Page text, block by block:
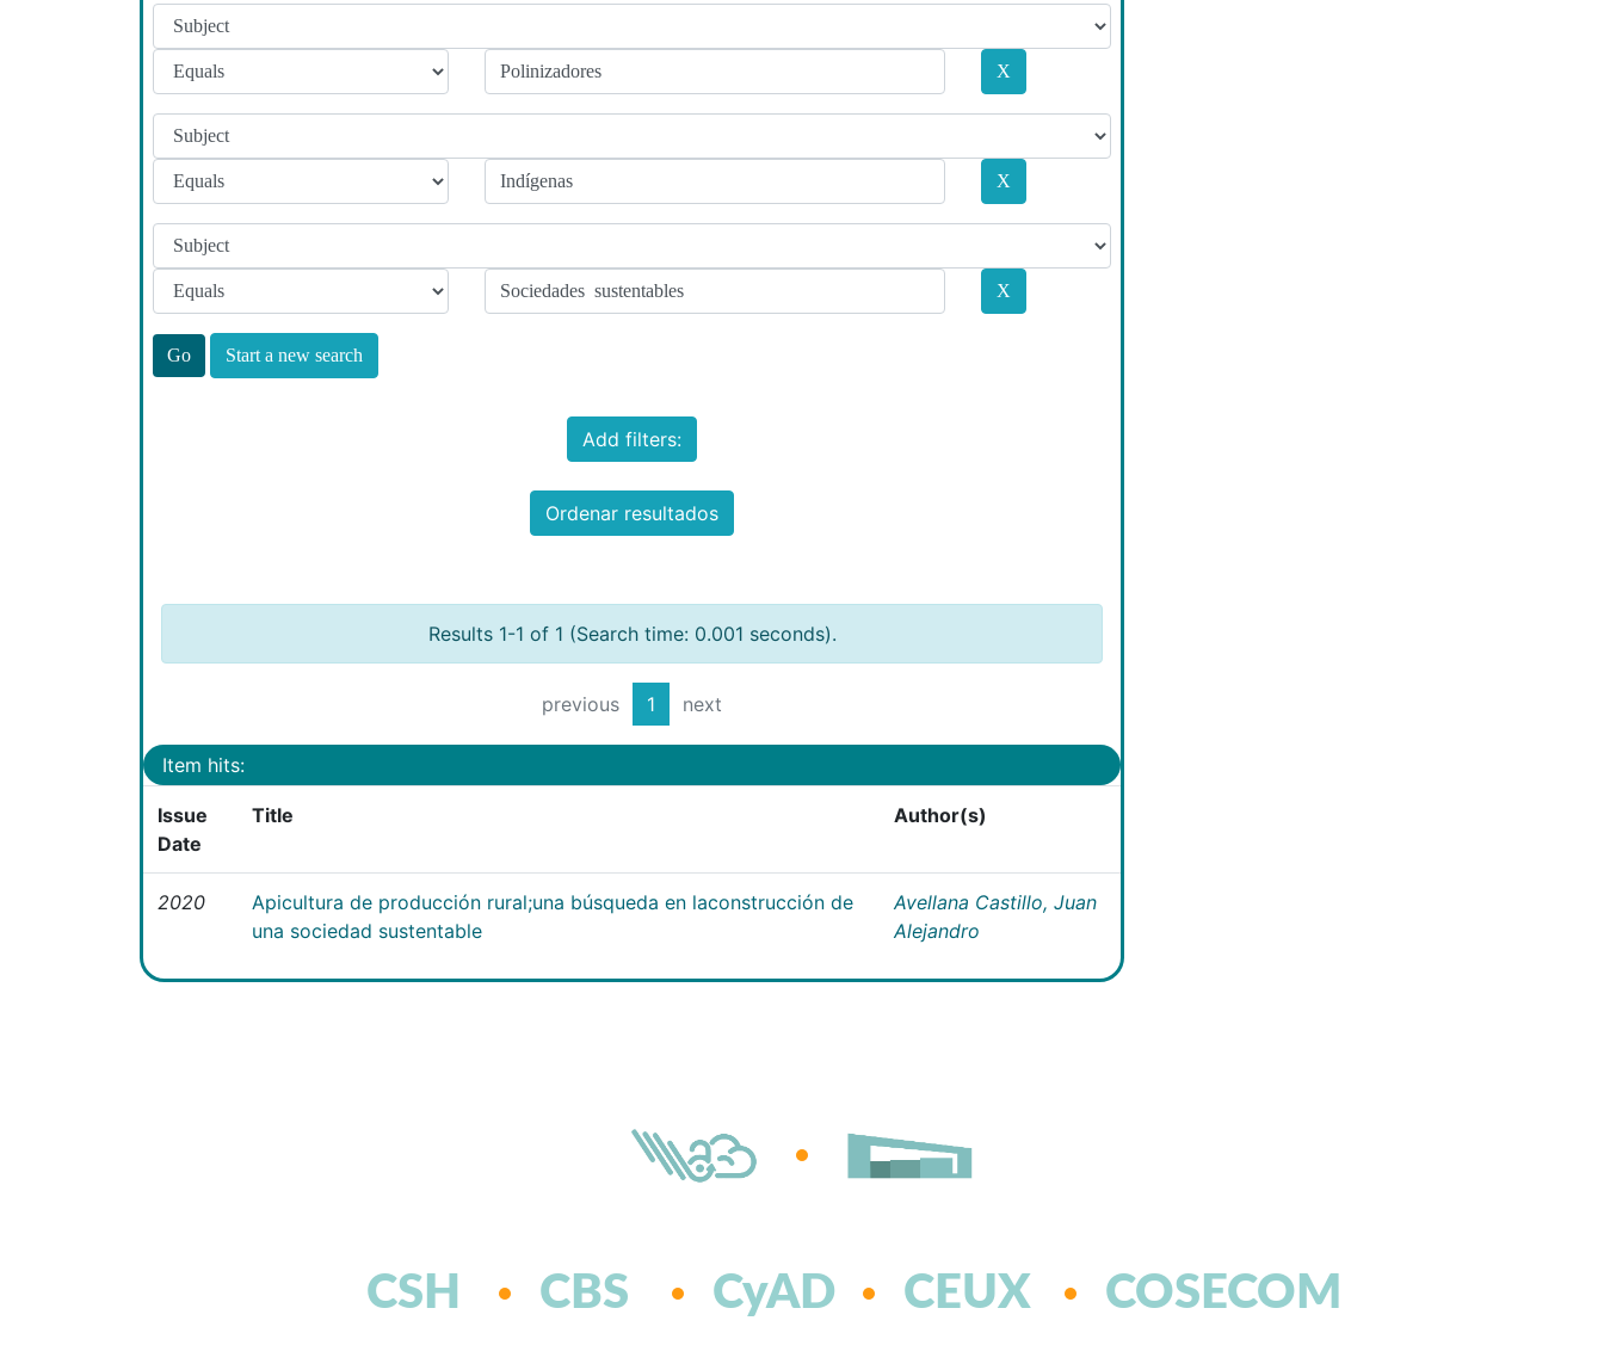
Start a new search
Add filters:
Ordenar resultados
Results 1-1 of 1 (Search time: 0.001 seconds).
previous 1 next
Item hits:
Issue
Date
Title Author(s)
2020
Apicultura de producción rural;una búsqueda en laconstrucción de
una sociedad sustentable
Avellana Castillo, Juan
Alejandro
CSH CBS CyAD CEUX COSECOM